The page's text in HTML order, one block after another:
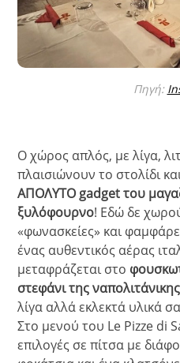
Πηγή:
Ο χώρος απλός, με λίγα,
πλαισιώνουν το στολίδι
ΑΠΟΛΥΤΟ gadget του
ξυλόφουρνο! Εδώ δε
«φωνασκείες» και
ένας αυθεντικός αέρας
μεταφράζεται στο
στεφάνι της
λίγα αλλά εκλεκτά υλικά
Στο μενού του Le Pizze di
επιλογές σε πίτσα με